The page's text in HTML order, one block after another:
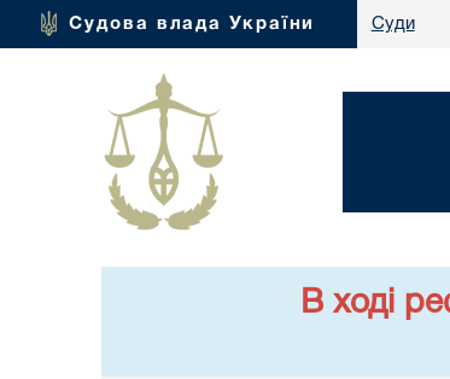
Судова влада України Суди
В ході